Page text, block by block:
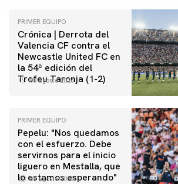
PRIMER EQUIPO
Crónica | Derrota del
Valencia CF contra el
Newcastle United FC en
la 54ª edición del
Trofeu Taronja (1-2)
08 agosto 2026
PRIMER EQUIPO
Pepelu: "Nos quedamos
con el esfuerzo. Debe
servirnos para el inicio
liguero en Mestalla, que
lo estamos esperando"
08 agosto 2026
PRIMER EQUIPO
Las fotos del Valencia CF-Newcastle